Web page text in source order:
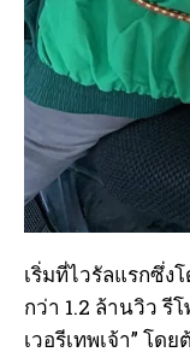
เริ่มที่ไวรัลแรกซึ่ง
กว่า 1.2 ล้านวิว รี
เวอรีเทพเจ้า” โด